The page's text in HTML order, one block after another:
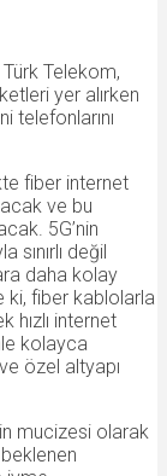
Telekom,
yer alırken
telefonlarını
fiber internet
ve bu
5G’nin
sınırlı değil
daha kolay
ki, fiber kablolarla
hızlı internet
kolayca
özel altyapı
mucizesi olarak